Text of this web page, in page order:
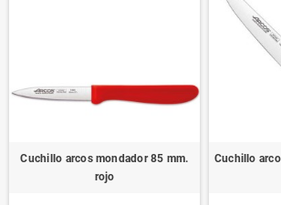
Cuchillo arcos mondador 85 mm.
rojo
Cuchillo